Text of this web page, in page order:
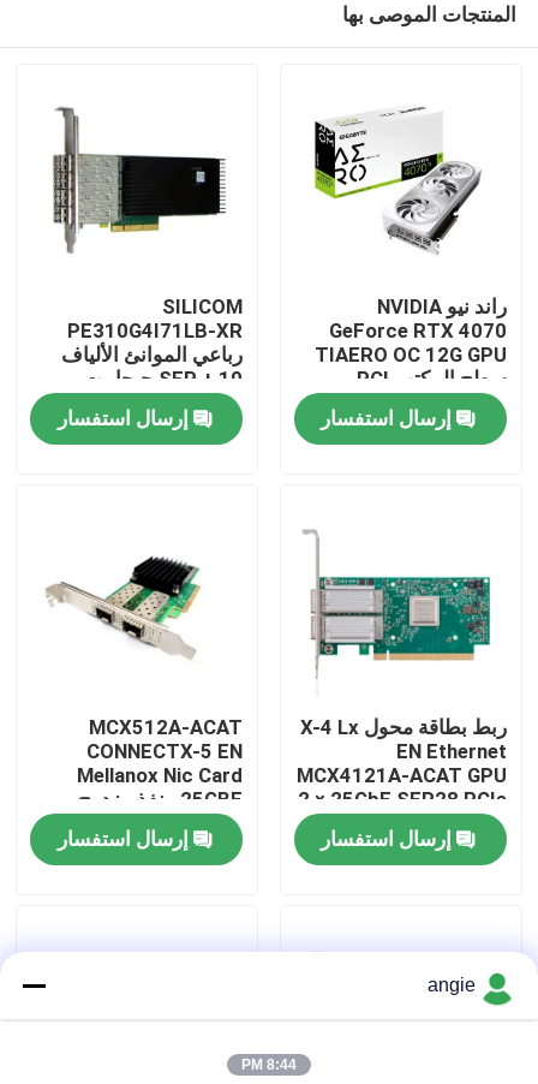
المنزل
جولة في المصنع
اتصل بنا
أخبار
VR Show
المنتجات الموصى بها
راند نيو NVIDIA
GeForce RTX 4070
TIAERO OC 12G GPU
سطح المكتب PCI
Express واجهة HD DP
DisplayPort انتاج 8GB
مذكرة فيديو
إرسال استفسار
SILICOM
PE310G4I71LB-XR
رباعي الموانئ الألياف
SFP + 10 جيجابيت
إيثيرنت PCI Express
Server Adapter Intel®
FTXL710BM1 مبنية
إرسال استفسار
ربط بطاقة محول X-4 Lx
EN Ethernet
MCX4121A-ACAT GPU
2 × 25GbE SFP28 PCIe
3.0 × 8
إرسال استفسار
MCX512A-ACAT
CONNECTX-5 EN
Mellanox Nic Card
25GBE منفذ مزدوج
SFP28 PCIE3.0 X8 Tall
BR
إرسال استفسار
angie
8:44 PM